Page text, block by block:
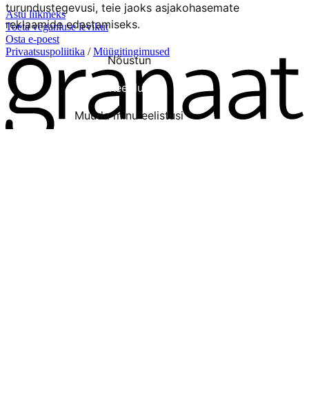
turundustegevusi, teie jaoks asjakohasemate
reklaamide edastamiseks.
Nõustun
Keeldun
Muuda minu eelistusi
Astu liikmeks
Toeta veganluse levikut
Osta e-poest
Privaatsuspoliitika /Müügitingimused